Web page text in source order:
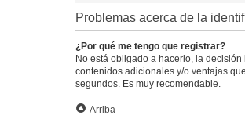
Problemas acerca de la
¿Por qué me tengo que registrar?
No está obligado a hacerlo, la
contenidos adicionales y/o ventajas
segundos. Es muy recomendable.
Arriba